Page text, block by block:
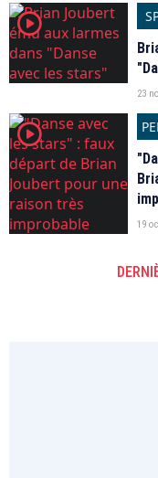
player2
23
player2
19